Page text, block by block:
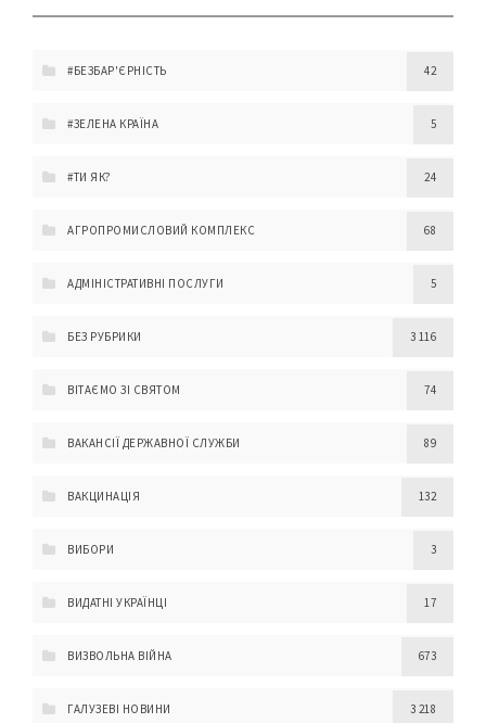
#БЕЗБАР'ЄРНІСТЬ 42
#ЗЕЛЕНА КРАЇНА 5
#ТИ ЯК? 24
АГРОПРОМИСЛОВИЙ КОМПЛЕКС 68
АДМІНІСТРАТИВНІ ПОСЛУГИ 5
БЕЗ РУБРИКИ 3 116
ВІТАЄМО ЗІ СВЯТОМ 74
ВАКАНСІЇ ДЕРЖАВНОЇ СЛУЖБИ 89
ВАКЦИНАЦІЯ 132
ВИБОРИ 3
ВИДАТНІ УКРАЇНЦІ 17
ВИЗВОЛЬНА ВІЙНА 673
ГАЛУЗЕВІ НОВИНИ 3 218